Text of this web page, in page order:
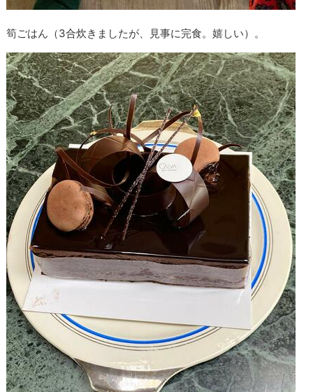
筍ごはん（3合炊きましたが、見事に完食。嬉しい）。